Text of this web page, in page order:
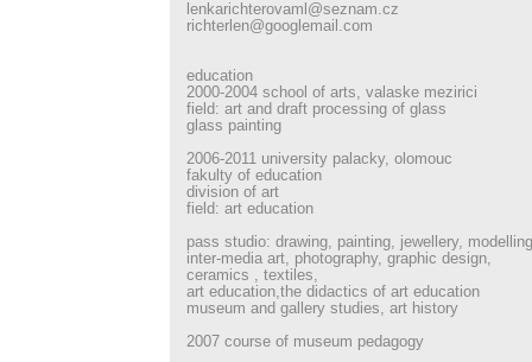
lenkarichterovaml@seznam.cz
richterlen@googlemail.com
education
2000-2004 school of arts, valaske mezirici
field: art and draft processing of glass
glass painting
2006-2011 university palacky, olomouc
fakulty of education
division of art
field: art education
pass studio: drawing, painting, jewellery,
inter-media art, photography, graphic design,
ceramics , textiles,
art education,the didactics of art education
museum and gallery studies, art history
2007 course of museum pedagogy